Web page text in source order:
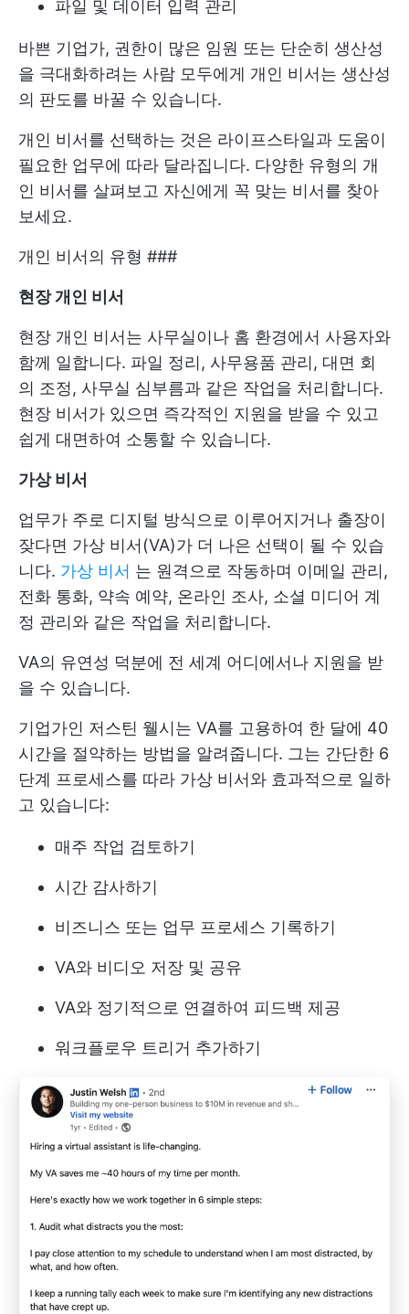
파일 및 데이터 입력 관리
바쁜 기업가, 권한이 많은 임원 또는 단순히 생산성
을 극대화하려는 사람 모두에게 개인 비서는 생산성
의 판도를 바꿀 수 있습니다.
개인 비서를 선택하는 것은 라이프스타일과 도움이
필요한 업무에 따라 달라집니다. 다양한 유형의 개
인 비서를 살펴보고 자신에게 꼭 맞는 비서를 찾아
보세요.
개인 비서의 유형 ###
현장 개인 비서
현장 개인 비서는 사무실이나 홈 환경에서 사용자와
함께 일합니다. 파일 정리, 사무용품 관리, 대면 회
의 조정, 사무실 심부름과 같은 작업을 처리합니다.
현장 비서가 있으면 즉각적인 지원을 받을 수 있고
쉽게 대면하여 소통할 수 있습니다.
가상 비서
업무가 주로 디지털 방식으로 이루어지거나 출장이
잦다면 가상 비서(VA)가 더 나은 선택이 될 수 있습
니다. 가상 비서 는 원격으로 작동하며 이메일 관리,
전화 통화, 약속 예약, 온라인 조사, 소셜 미디어 계
정 관리와 같은 작업을 처리합니다.
VA의 유연성 덕분에 전 세계 어디에서나 지원을 받
을 수 있습니다.
기업가인 저스틴 웰시는 VA를 고용하여 한 달에 40
시간을 절약하는 방법을 알려줍니다. 그는 간단한 6
단계 프로세스를 따라 가상 비서와 효과적으로 일하
고 있습니다:
매주 작업 검토하기
시간 감사하기
비즈니스 또는 업무 프로세스 기록하기
VA와 비디오 저장 및 공유
VA와 정기적으로 연결하여 피드백 제공
워크플로우 트리거 추가하기